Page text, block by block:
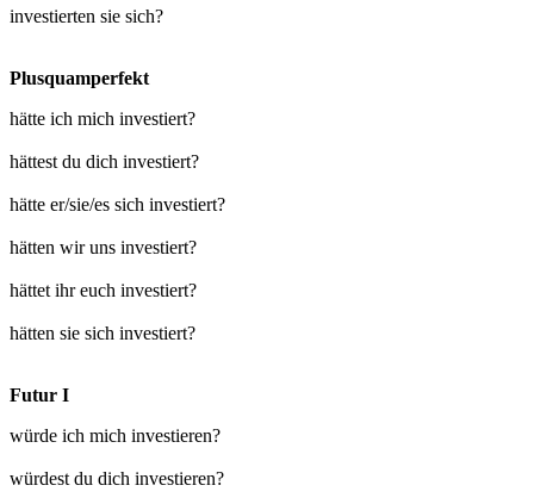
investierten sie sich?
Plusquamperfekt
hätte ich mich investiert?
hättest du dich investiert?
hätte er/sie/es sich investiert?
hätten wir uns investiert?
hättet ihr euch investiert?
hätten sie sich investiert?
Futur I
würde ich mich investieren?
würdest du dich investieren?